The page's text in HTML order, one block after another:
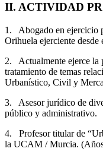
II. ACTIVIDAD
1. Abogado en ejercicio
Orihuela ejerciente desde
2. Actualmente ejerce la
tratamiento de temas
Urbanístico, Civil y
3. Asesor jurídico de
público y administrativo.
4. Profesor titular de
la UCAM / Murcia.